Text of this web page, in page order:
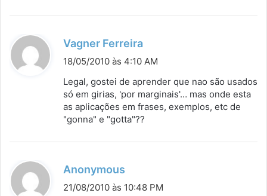
Vagner Ferreira
s
e
:
18/05/2010 às 4:10 AM
Legal, gostei de aprender que nao são usados
só em girias, 'por marginais'… mas onde esta
as aplicações em frases, exemplos, etc de
"gonna" e "gotta"??
Anonymous
i
21/08/2010 às 10:48 PM